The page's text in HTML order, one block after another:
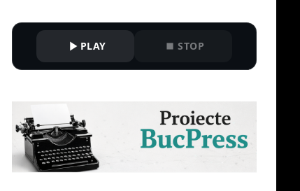
PLAY STOP